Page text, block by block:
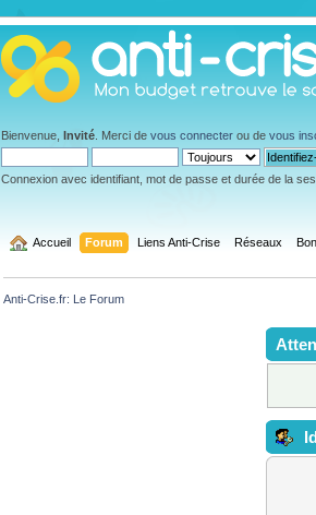
Bienvenue,Invité . Merci devous connecter ou devous
Connexion avec identifiant, mot de passe et durée de la
Accueil Forum Liens Anti-Crise Réseaux
Anti-Crise.fr: Le Forum